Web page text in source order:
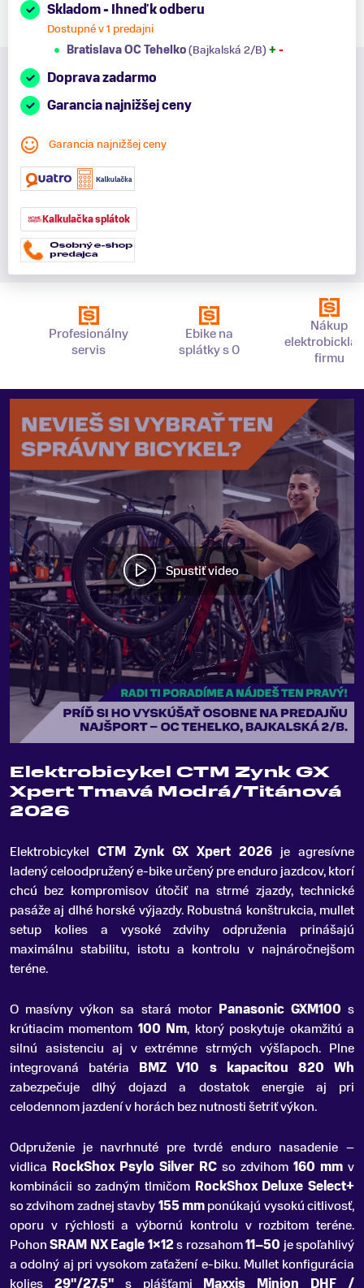
Skladom - Ihneď k odberu
Dostupné v 1 predajni
Bratislava OC Tehelko(Bajkalská 2/B) + -
Doprava zadarmo
Garancia najnižšej ceny
Garancia najnižšej ceny
Kalkulačka splátok
Profesionálny
servis
Ebike na
splátky s 0
Nákup
elektrobickla
firmu
Spustiť video
Elektrobicykel CTM Zynk GX
Xpert Tmavá Modrá/Titánová
2026
Elektrobicykel CTM Zynk GX Xpert 2026 je agresívne
ladený celoodpružený e-bike určený pre enduro jazdcov, ktorí
chcú bez kompromisov útočiť na strmé zjazdy, technické
pasáže aj dlhé horské výjazdy.Robustná konštrukcia, mullet
setup kolies a vysoké zdvihy odpruženia prinášajú
maximálnu stabilitu, istotu a kontrolu v najnáročnejšom
teréne.
O masívny výkon sa stará motor Panasonic GXM100 s
krútiacim momentom 100 Nm, ktorý poskytuje okamžitú a
silnú asistenciu aj v extrémne strmých výšľapoch. Plne
integrovaná batéria BMZ V10 s kapacitou 820 Wh
zabezpečuje dlhý dojazd a dostatok energie aj pri
celodennom jazdení v horách bez nutnosti šetriť výkon.
Odpruženie je navrhnuté pre tvrdé enduro nasadenie –
vidlica RockShox Psylo Silver RC so zdvihom 160 mm v
kombinácii so zadným tlmičom RockShox Deluxe Select+
so zdvihom zadnej stavby155 mmponúkajú vysokú citlivosť,
oporu v rýchlosti a výbornú kontrolu v rozbitom teréne.
PohonSRAM NX Eagle 1×12s rozsahom11–50 je spoľahlivý
a odolný aj pri vysokom zaťažení e-biku. Mullet konfigurácia
kolies 29"/27,5"s plášťami Maxxis Minion DHF /